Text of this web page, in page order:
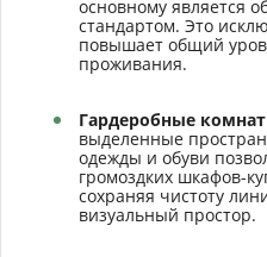
основному является
стандартом. Это
повышает общий
проживания.
Гардеробные
выделенные
одежды и обуви
громоздких шкафов-
сохраняя чистоту
визуальный простор.